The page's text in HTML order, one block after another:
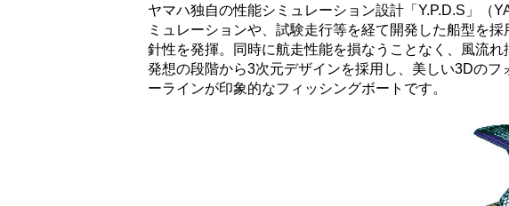
ヤマハ独自の性能シミュレーション設計「Y.P.D.S」（
ミュレーションや、試験走行等を経て開発した船型を
針性を発揮。同時に航走性能を損なうことなく、風流
発想の段階から3次元デザインを採用し、美しい3Dの
ーラインが印象的なフィッシングボートです。